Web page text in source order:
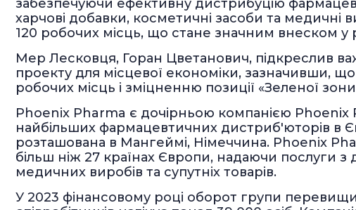
забезпечуючи ефективну дистрибуцію
харчові добавки, косметичні засоби та медичні
120 робочих місць, що стане значним внеском у
Мер Лесковця, Горан Цветанович, підкреслив
проекту для місцевої економіки, зазначивши,
робочих місць і зміцненню позиції «Зеленої
Phoenix Pharma є дочірньою компанією Phoenix
найбільших фармацевтичних дистриб'юторів в
розташована в Мангеймі, Німеччина. Phoenix
більш ніж 27 країнах Європи, надаючи послуги з
медичних виробів та супутніх товарів.
У 2023 фінансовому році оборот групи